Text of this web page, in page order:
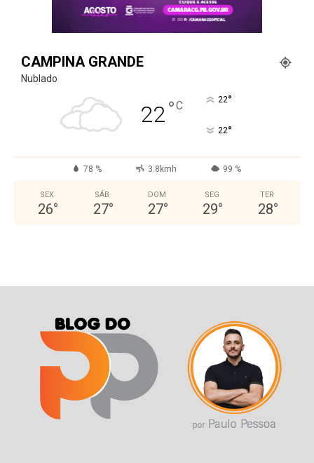
CAMPINA GRANDE
Nublado
22°C 22°
22°
78 % 3.8kmh 99 %
SEX
26°
SÁB
27°
DOM
27°
SEG
29°
TER
28°